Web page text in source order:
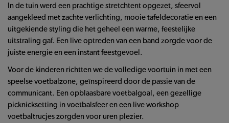
In de tuin werd een prachtige stretchtent opgezet, sfeervol
aangekleed met zachte verlichting, mooie tafeldecoratie en een
uitgekiende styling die het geheel een warme, feestelijke
uitstraling gaf. Een live optreden van een band zorgde voor de
juiste energie en een instant feestgevoel.
Voor de kinderen richtten we de volledige voortuin in met een
speelse voetbalzone, geïnspireerd door de passie van de
communicant. Een opblaasbare voetbalgoal, een gezellige
picknicksetting in voetbalsfeer en een live workshop
voetbaltrucjes zorgden voor uren plezier.